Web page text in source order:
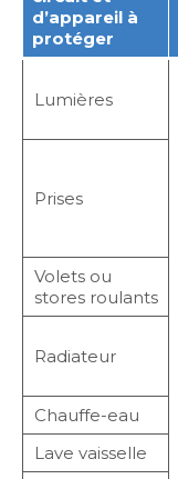
d’appareil à
protéger
Lumières
Prises
Volets ou
stores roulants
Radiateur
Chauffe-eau
Lave vaisselle